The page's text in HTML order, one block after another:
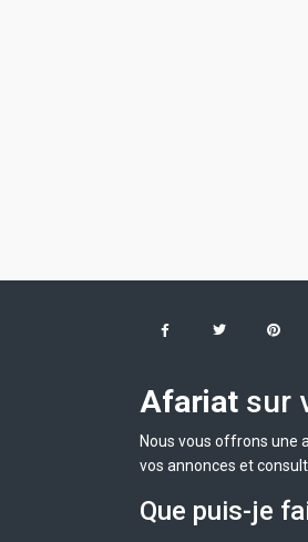
Afariat sur
Nous vous offrons une
vos annonces et
Que puis-je